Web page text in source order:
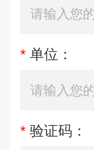
* 单位：
* 验证码：